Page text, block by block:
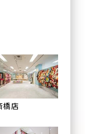
橋店